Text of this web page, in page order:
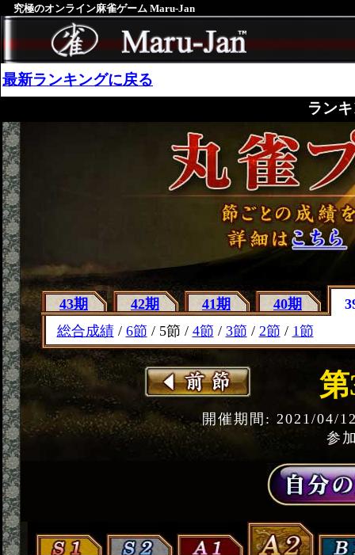
究極のオンライン麻雀ゲーム Maru-Jan
最新ランキングに戻る
ラン
43期 42期 41期 40期
総合成績/ 6節 / 5節 / 4節 / 3節 / 2節 / 1節
第
開催期間: 2021/04/
参